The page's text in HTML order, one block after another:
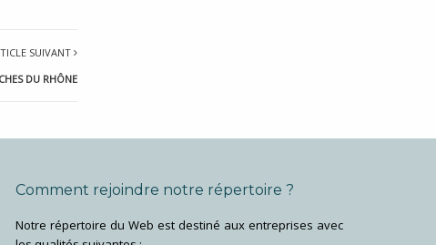
SUIVANT
DU RHÔNE
Comment rejoindre notre répertoire ?
Notre répertoire du Web est destiné aux entreprises avec